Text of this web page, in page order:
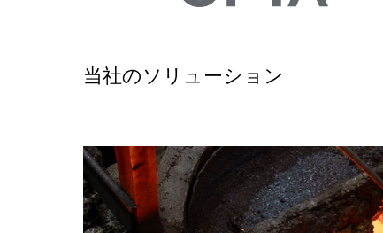
当社のソリューション